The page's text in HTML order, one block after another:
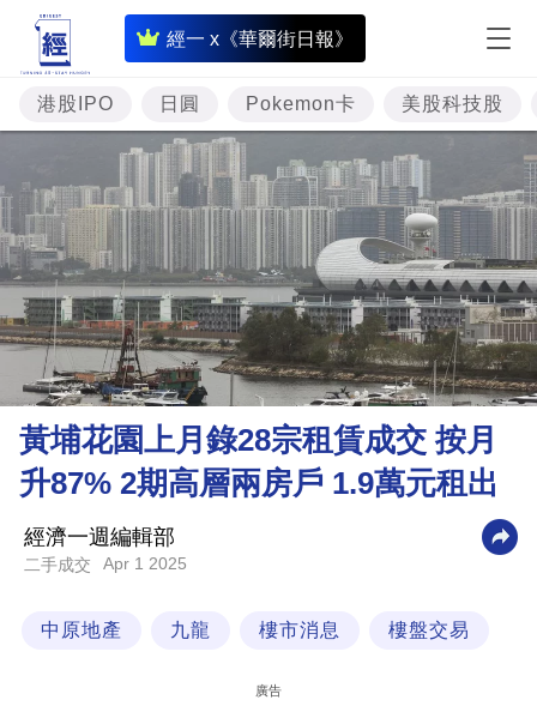
經一 x《華爾街日報》
即
時
財
經
題
資
樓
市
理
財
商
業
科
港股IPO 日圓 Pokemon卡 美股科技股
黃埔花園上月錄28宗租賃成交 按月
升87% 2期高層兩房戶 1.9萬元租出
經濟一週編輯部
二手成交 Apr 1 2025
中原地產 九龍 樓市消息 樓盤交易
廣告